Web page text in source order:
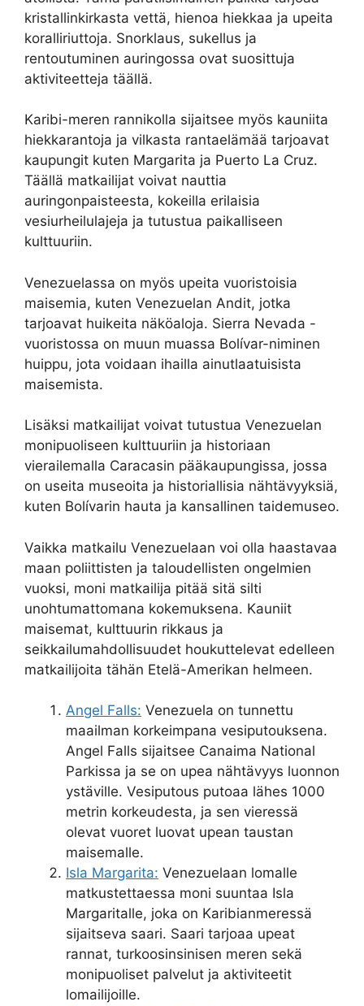
kristallinkirkasta vettä, hienoa hiekkaa ja upeita
koralliriuttoja. Snorklaus, sukellus ja
rentoutuminen auringossa ovat suosittuja
aktiviteetteja täällä.
Karibi-meren rannikolla sijaitsee myös kauniita
hiekkarantoja ja vilkasta rantaelämää tarjoavat
kaupungit kuten Margarita ja Puerto La Cruz.
Täällä matkailijat voivat nauttia
auringonpaisteesta, kokeilla erilaisia ​​
vesiurheilulajeja ja tutustua paikalliseen
kulttuuriin.
Venezuelassa on myös upeita vuoristoisia
maisemia, kuten Venezuelan Andit, jotka
tarjoavat huikeita näköaloja. Sierra Nevada -
vuoristossa on muun muassa Bolívar-niminen
huippu, jota voidaan ihailla ainutlaatuisista
maisemista.
Lisäksi matkailijat voivat tutustua Venezuelan
monipuoliseen kulttuuriin ja historiaan
vierailemalla Caracasin pääkaupungissa, jossa
on useita museoita ja historiallisia nähtävyyksiä,
kuten Bolívarin hauta ja kansallinen taidemuseo.
Vaikka matkailu Venezuelaan voi olla haastavaa
maan poliittisten ja taloudellisten ongelmien
vuoksi, moni matkailija pitää sitä silti
unohtumattomana kokemuksena. Kauniit
maisemat, kulttuurin rikkaus ja
seikkailumahdollisuudet houkuttelevat edelleen
matkailijoita tähän Etelä-Amerikan helmeen.
Angel Falls: Venezuela on tunnettu
maailman korkeimpana vesiputouksena.
Angel Falls sijaitsee Canaima National
Parkissa ja se on upea nähtävyys luonnon
ystäville. Vesiputous putoaa lähes 1000
metrin korkeudesta, ja sen vieressä
olevat vuoret luovat upean taustan
maisemalle.
Isla Margarita: Venezuelaan lomalle
matkustettaessa moni suuntaa Isla
Margaritalle, joka on Karibianmeressä
sijaitseva saari. Saari tarjoaa upeat
rannat, turkoosinsinisen meren sekä
monipuoliset palvelut ja aktiviteetit
lomailijoille.